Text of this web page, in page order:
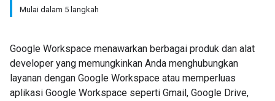
Mulai dalam 5 langkah
Google Workspace menawarkan berbagai produk dan alat
developer yang memungkinkan Anda menghubungkan
layanan dengan Google Workspace atau memperluas
aplikasi Google Workspace seperti Gmail, Google Drive,